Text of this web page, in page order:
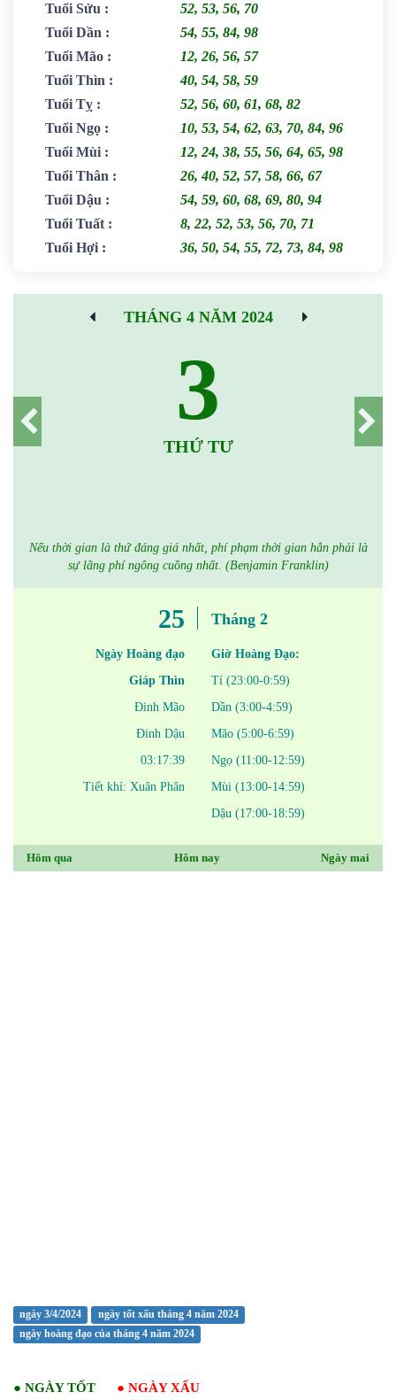
Tuổi Sửu :
52, 53, 56, 70
Tuổi Dần :
54, 55, 84, 98
Tuổi Mão :
12, 26, 56, 57
Tuổi Thìn :
40, 54, 58, 59
Tuổi Tỵ :
52, 56, 60, 61, 68, 82
Tuổi Ngọ :
10, 53, 54, 62, 63, 70, 84, 96
Tuổi Mùi :
12, 24, 38, 55, 56, 64, 65, 98
Tuổi Thân :
26, 40, 52, 57, 58, 66, 67
Tuổi Dậu :
54, 59, 60, 68, 69, 80, 94
Tuổi Tuất :
8, 22, 52, 53, 56, 70, 71
Tuổi Hợi : 36, 50, 54, 55, 72, 73, 84, 98
THÁNG 4 NĂM 2024
3
THỨ TƯ
Nếu thời gian là thứ đáng giá nhất, phí phạm thời gian hẳn phải là
sự lãng phí ngông cuồng nhất. (Benjamin Franklin)
25
Ngày Hoàng đạo
Giáp Thìn
Đinh Mão
Đinh Dậu
03:17:39
Tiết khí: Xuân Phân
Tháng 2
Giờ Hoàng Đạo:
Tí (23:00-0:59)
Dần (3:00-4:59)
Mão (5:00-6:59)
Ngọ (11:00-12:59)
Mùi (13:00-14:59)
Dậu (17:00-18:59)
Hôm qua Hôm nay Ngày mai
ngày 3/4/2024
ngày tốt xấu tháng 4 năm 2024
ngày hoàng đạo của tháng 4 năm 2024
● NGÀY TỐT ● NGÀY XẤU